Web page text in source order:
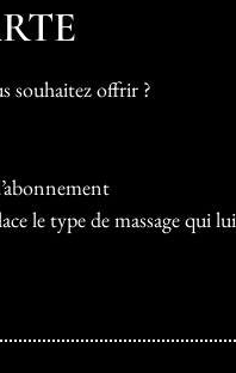
souhaitez offrir ?
le type de massage qui